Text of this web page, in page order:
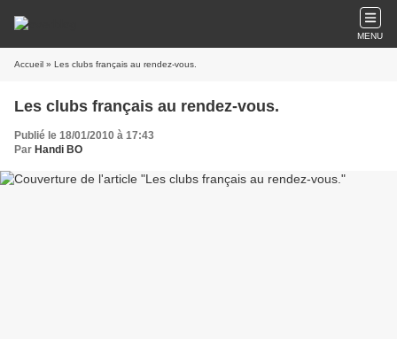
MENU
Accueil » Les clubs français au rendez-vous.
Les clubs français au rendez-vous.
Publié le 18/01/2010 à 17:43
Par Handi BO